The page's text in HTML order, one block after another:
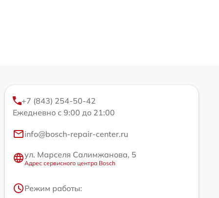
+7 (843) 254-50-42
Ежедневно с 9:00 до 21:00
info@bosch-repair-center.ru
ул. Марселя Салимжанова, 5
Адрес сервисного центра Bosch
Режим работы: